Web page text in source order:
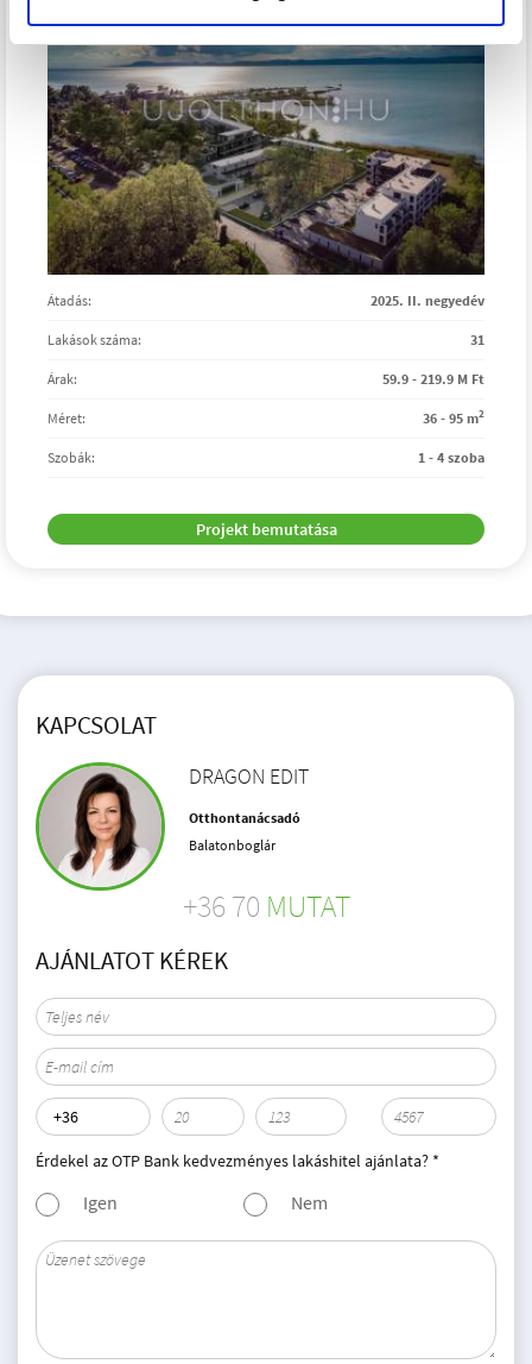
Átadás: 2025. II. negyedév
Lakások száma: 31
Árak: 59.9 - 219.9 M Ft
Méret: 36 - 95 m2
Szobák: 1 - 4 szoba
Projekt bemutatása
KAPCSOLAT
DRAGON EDIT
Otthontanácsadó
Balatonboglár
+36 70 MUTAT
AJÁNLATOT KÉREK
Érdekel az OTP Bank kedvezményes lakáshitel ajánlata? *
Igen Nem